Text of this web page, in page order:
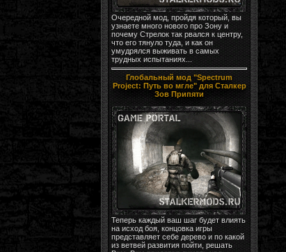
Очередной мод, пройдя который, вы
узнаете много нового про Зону и
почему Стрелок так рвался к центру,
что его тянуло туда, и как он
умудрялся выживать в самых
трудных испытаниях...
Глобальный мод "Spectrum
Project: Путь во мгле" для Сталкер
Зов Припяти
Теперь каждый ваш шаг будет влиять
на исход боя, концовка игры
представляет себе дерево и по какой
из ветвей развития пойти, решать